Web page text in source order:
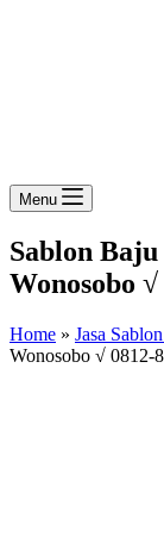
Menu
Sablon
Wonosobo √
Home » Jasa
Wonosobo √ 0812-